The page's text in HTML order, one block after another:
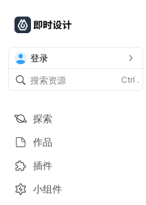
登录
Ctrl .
探索
作品
插件
小组件